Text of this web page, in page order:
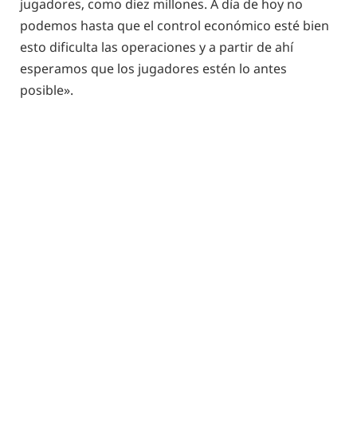
jugadores, como diez millones. A día de hoy no
podemos hasta que el control económico esté bien
esto dificulta las operaciones y a partir de ahí
esperamos que los jugadores estén lo antes
posible».